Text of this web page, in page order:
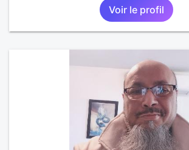
Voir le profil